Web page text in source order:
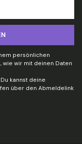
persönlichen
wie wir mit deinen Daten
Du kannst deine
über den Abmeldelink